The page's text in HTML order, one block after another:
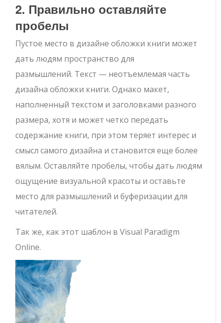
2. Правильно оставляйте
пробелы
Пустое место в дизайне обложки книги может
дать людям пространство для
размышлений. Текст — неотъемлемая часть
дизайна обложки книги. Однако макет,
наполненный текстом и заголовками разного
размера, хотя и может четко передать
содержание книги, при этом теряет интерес и
смысл самого дизайна и становится еще более
вялым. Оставляйте пробелы, чтобы дать людям
ощущение визуальной красоты и оставьте
место для размышлений и буферизации для
читателей.
Так же, как этот шаблон в Visual Paradigm
Online.